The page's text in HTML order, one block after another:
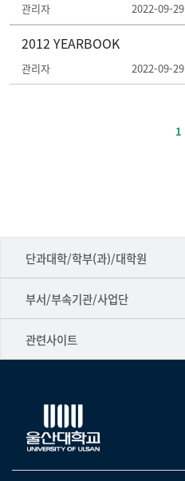
목,
록
관리자 2022-09-29
2012 YEARBOOK
관리자 2022-09-29
1
단과대학/학부(과)/대학원
■인문대학
▷국어국문학부
▷일본어·일본학과
▷프랑스어·프랑스학과
▷스페인·중남미학과
부서/부속기관/사업단
공동기기센터
공학교육혁신센터
국제교류처
기초과학연구소
관련사이트
건강가정지원센터
교수협의회
노동조합
생명윤리위원회